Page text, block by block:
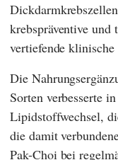
krebspräventive und
vertiefende klinische
Die
Sorten verbesserte
Lipidstoffwechsel,
die damit
Pak-Choi bei